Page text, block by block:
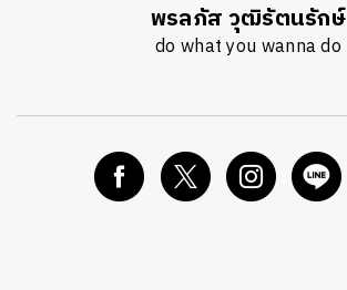
พรลภัส วุฒิรัตนรักษ์
do what you wanna do